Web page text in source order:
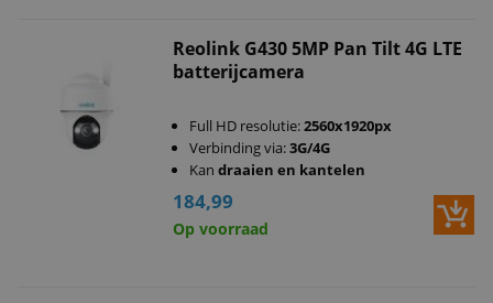
Reolink G430 5MP Pan Tilt 4G LTE
batterijcamera
Full HD resolutie:2560x1920px
Verbinding via:3G/4G
Kan draaien en kantelen
184,99
Op voorraad